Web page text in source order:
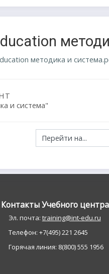
методика и
и система"
Контакты Учебного
Эл. почта: training@int-edu.ru
Телефон: +7(495) 221 2645
Горячая линия: 8(800) 555 1956